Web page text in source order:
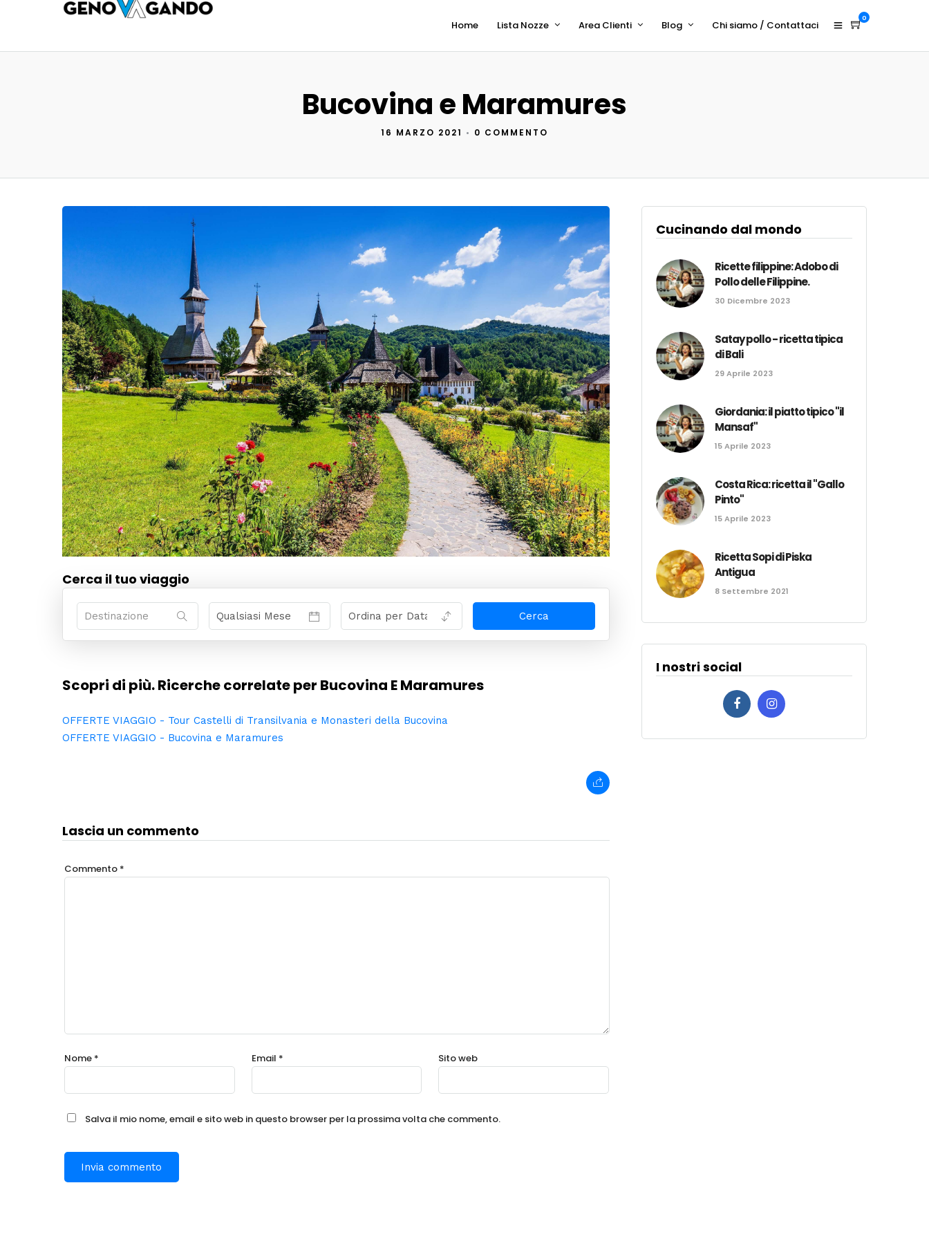
Home Lista Nozze Area Clienti Blog Chi siamo / Contattaci
0
Bucovina e Maramures
16 MARZO 2021 • 0 COMMENTO
Cerca il tuo viaggio
Scopri di più. Ricerche correlate per Bucovina E Maramures
OFFERTE VIAGGIO - Tour Castelli di Transilvania e Monasteri della Bucovina
OFFERTE VIAGGIO - Bucovina e Maramures
Lascia un commento
Commento *
Nome * Email * Sito web
Salva il mio nome, email e sito web in questo browser per la prossima volta che commento.
Cucinando dal mondo
Ricette filippine: Adobo di
Pollo delle Filippine.
30 Dicembre 2023
Satay pollo - ricetta tipica
di Bali
29 Aprile 2023
Giordania: il piatto tipico "il
Mansaf"
15 Aprile 2023
Costa Rica: ricetta il "Gallo
Pinto"
15 Aprile 2023
Ricetta Sopi di Piska
Antigua
8 Settembre 2021
I nostri social